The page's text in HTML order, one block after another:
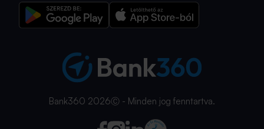
Bank360 2026Ⓒ - Minden jog fenntartva.